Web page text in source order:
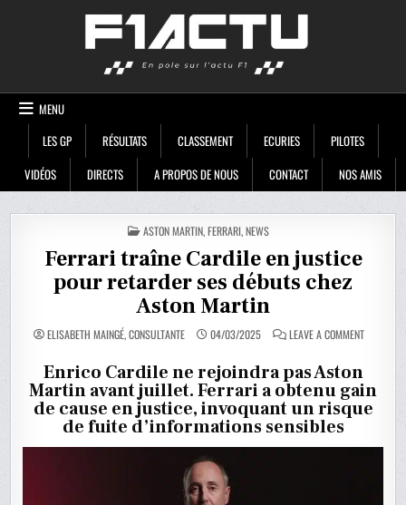
MENU
LES GP
RÉSULTATS CLASSEMENT ECURIES
PILOTES
VIDÉOS
DIRECTS A PROPOS DE NOUS CONTACT NOS AMIS
POSTED
IN
ASTON MARTIN,FERRARI,NEWS
Ferrari traîne Cardile en justice
pour retarder ses débuts chez
Aston Martin
ELISABETH MAINGÉ, CONSULTANTE 04/03/2025 LEAVE A COMMENTON
FERRARI
EN
JUSTICE
POUR
RETARDER
Enrico Cardile ne rejoindra pas Aston
Martin avant juillet. Ferrari a obtenu gain
de cause en justice, invoquant un risque
de fuite d’informations sensibles